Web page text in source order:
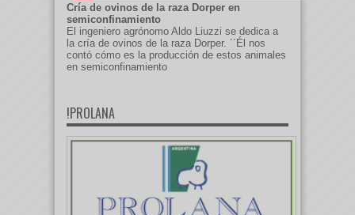
Cría de ovinos de la raza Dorper en
semiconfinamiento
El ingeniero agrónomo Aldo Liuzzi se dedica a
la cría de ovinos de la raza Dorper. ´´Él nos
contó cómo es la producción de estos animales
en semiconfinamiento
!PROLANA